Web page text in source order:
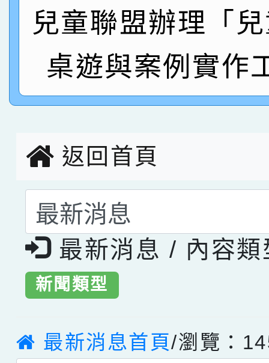
名 指導老師王老師、
園市英語競賽國小朗讀
指導老師林老師
賀！本校參加桃園市中
賽 劉文瑛教師榮獲教
臺灣台語-第二名
賀！本校參與2026世
市賽榮獲科學小創客佳
兒童聯盟辦理「
桌遊與案例實作
返回首頁
選擇後頁面內容會更
最新消息 / 內容類
新聞類型
最新消息首頁/瀏覽：